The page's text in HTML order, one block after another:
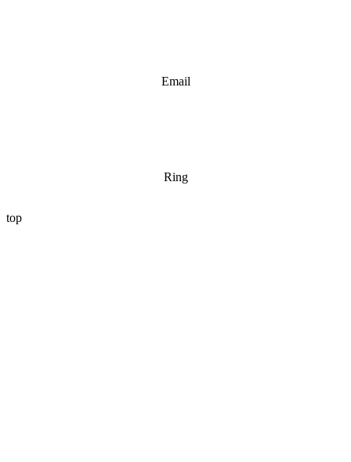
Email
Ring
top